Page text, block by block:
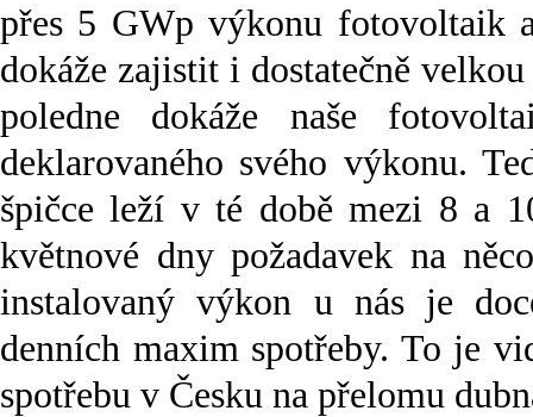
přes 5 GWp výkonu fotovoltaik
dokáže zajistit i dostatečně
poledne dokáže naše
deklarovaného svého výkonu.
špičce leží v té době mezi 8 a
květnové dny požadavek na
instalovaný výkon u nás je
denních maxim spotřeby. To je
spotřebu v Česku na přelomu